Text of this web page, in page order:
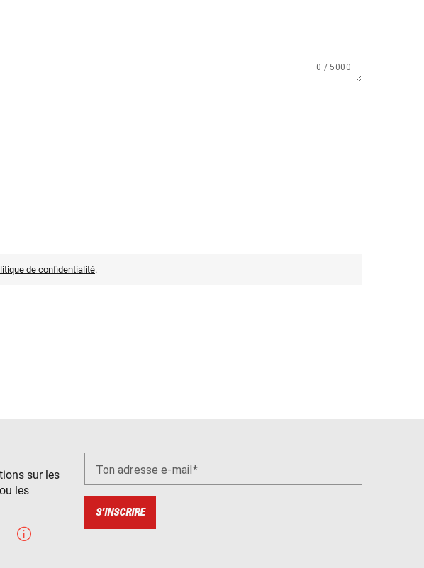
0 / 5000
de confidentialité.
sur les
les
Ton adresse e-mail
S'INSCRIRE